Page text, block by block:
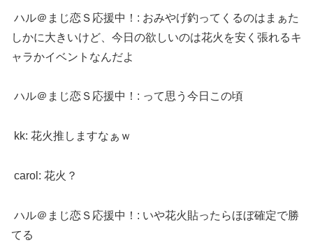
ハル＠まじ恋Ｓ応援中！: おみやげ釣ってくるのはまぁた
しかに大きいけど、今日の欲しいのは花火を安く張れるキ
ャラかイベントなんだよ
ハル＠まじ恋Ｓ応援中！: って思う今日この頃
kk: 花火推しますなぁｗ
carol: 花火？
ハル＠まじ恋Ｓ応援中！: いや花火貼ったらほぼ確定で勝
てる